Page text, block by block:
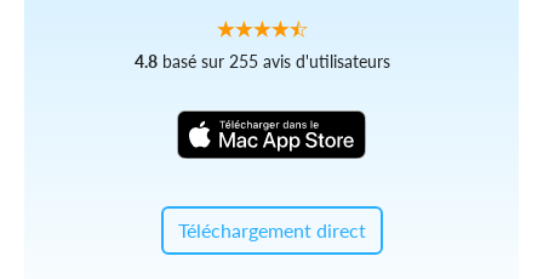
4.8 basé sur 255 avis d'utilisateurs
Téléchargement direct